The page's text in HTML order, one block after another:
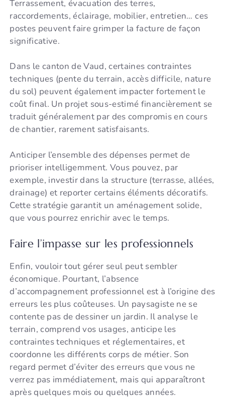
Terrassement, évacuation des terres,
raccordements, éclairage, mobilier, entretien… ces
postes peuvent faire grimper la facture de façon
significative.
Dans le canton de Vaud, certaines contraintes
techniques (pente du terrain, accès difficile, nature
du sol) peuvent également impacter fortement le
coût final. Un projet sous-estimé financièrement se
traduit généralement par des compromis en cours
de chantier, rarement satisfaisants.
Anticiper l’ensemble des dépenses permet de
prioriser intelligemment. Vous pouvez, par
exemple, investir dans la structure (terrasse, allées,
drainage) et reporter certains éléments décoratifs.
Cette stratégie garantit un aménagement solide,
que vous pourrez enrichir avec le temps.
Faire l’impasse sur les professionnels
Enfin, vouloir tout gérer seul peut sembler
économique. Pourtant, l’absence
d’accompagnement professionnel est à l’origine des
erreurs les plus coûteuses. Un paysagiste ne se
contente pas de dessiner un jardin. Il analyse le
terrain, comprend vos usages, anticipe les
contraintes techniques et réglementaires, et
coordonne les différents corps de métier. Son
regard permet d’éviter des erreurs que vous ne
verrez pas immédiatement, mais qui apparaîtront
après quelques mois ou quelques années.